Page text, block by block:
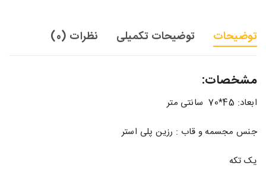
توضیحات توضیحات تکمیلی نظرات (0)
مشخصات:
ابعاد: 45*70 سانتی متر
جنس مجسمه و قاب : رزین پلی استر
یک تکه